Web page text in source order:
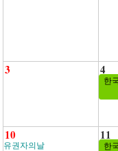
3 4
한
10
유권자의날
11
한